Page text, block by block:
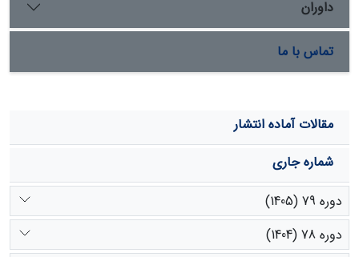
داوران
تماس با ما
مقالات آماده انتشار
شماره جاری
دوره 79 (1405)
دوره 78 (1404)